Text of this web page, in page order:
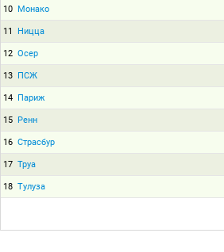
10 Монако
11 Ницца
12 Осер
13 ПСЖ
14 Париж
15 Ренн
16 Страсбур
17 Труа
18 Тулуза